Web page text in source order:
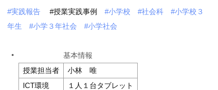
#実践報告 #授業実践事例 #小学校 #社会科
#小学校３
年生
#小学３年社会 #小学社会
基本情報
授業担当者
小林 唯
ICT環境
１人１台タブレット